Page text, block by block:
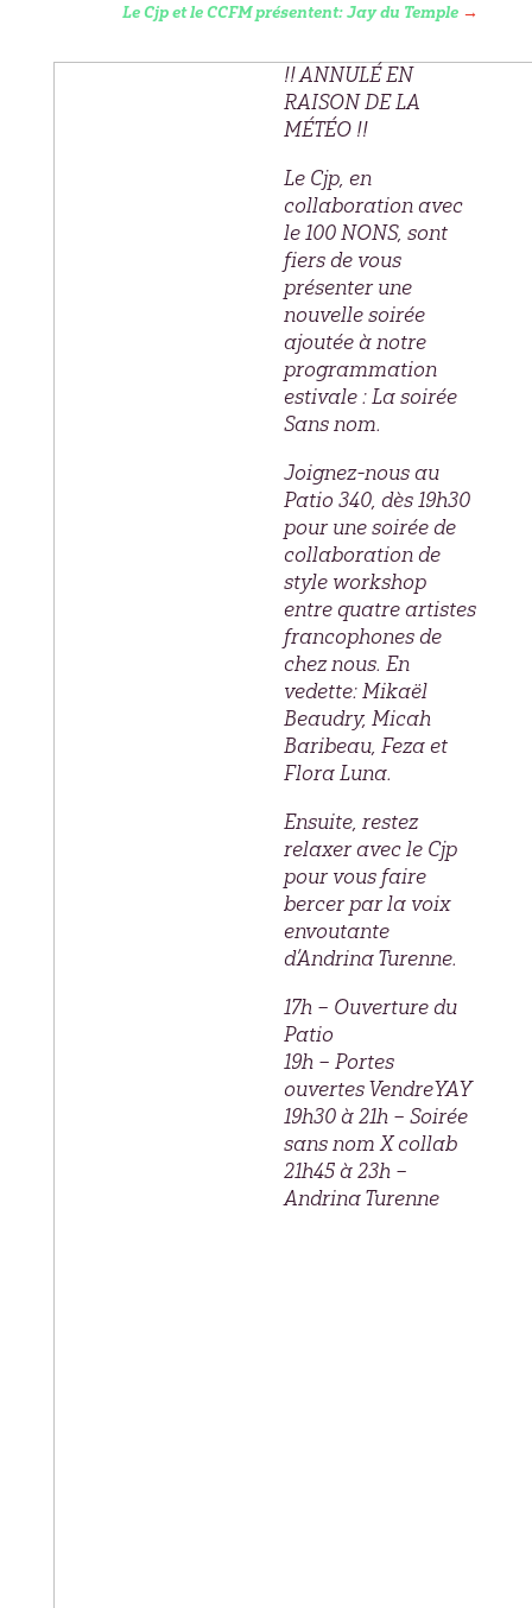
Le Cjp et le CCFM présentent: Jay du Temple →
!! ANNULÉ EN
RAISON DE LA
MÉTÉO !!
Le Cjp, en
collaboration avec
le 100 NONS, sont
fiers de vous
présenter une
nouvelle soirée
ajoutée à notre
programmation
estivale : La soirée
Sans nom.
Joignez-nous au
Patio 340, dès 19h30
pour une soirée de
collaboration de
style workshop
entre quatre artistes
francophones de
chez nous. En
vedette: Mikaël
Beaudry, Micah
Baribeau, Feza et
Flora Luna.
Ensuite, restez
relaxer avec le Cjp
pour vous faire
bercer par la voix
envoutante
d’Andrina Turenne.
17h – Ouverture du
Patio
19h – Portes
ouvertes VendreYAY
19h30 à 21h – Soirée
sans nom X collab
21h45 à 23h –
Andrina Turenne